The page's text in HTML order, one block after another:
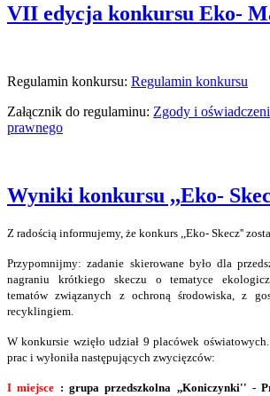
VII edycja konkursu Eko-
Regulamin konkursu: Regulamin konkursu
Załącznik do regulaminu: Zgody i
prawnego
Wyniki konkursu ,,Eko-
Z radością informujemy, że konkurs ,,Eko- Skecz''
Przypomnijmy: zadanie skierowane było dla
nagraniu krótkiego skeczu o tematyce
tematów związanych z ochroną środowiska, z
recyklingiem.
W konkursie wzięło udział 9 placówek
prac i wyłoniła następujących zwycięzców:
I miejsce : grupa przedszkolna ,,Koniczynki'' -